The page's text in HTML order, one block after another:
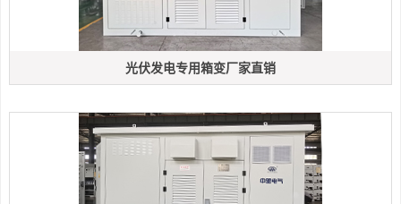
光伏发电专用箱变厂家直销